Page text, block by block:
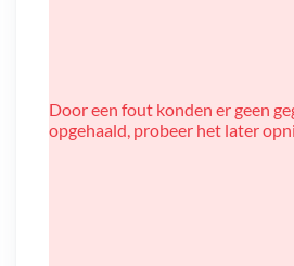
Door een fout konden er geen
opgehaald, probeer het later